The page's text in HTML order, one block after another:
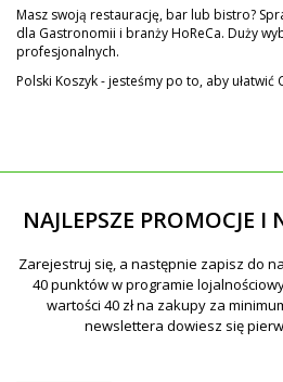
Masz swoją restaurację, bar lub bistro?
dla Gastronomii i branży HoReCa. Duży
profesjonalnych.
Polski Koszyk - jesteśmy po to, aby ułatwić
NAJLEPSZE PROMOCJE